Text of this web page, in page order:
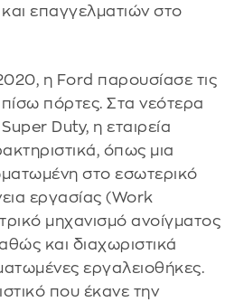
επαγγελματιών στο
η Ford παρουσίασε τις
πόρτες. Στα νεότερα
Duty, η εταιρεία
όπως μια
στο εσωτερικό
εργασίας (Work
μηχανισμό ανοίγματος
και διαχωριστικά
εργαλειοθήκες.
που έκανε την